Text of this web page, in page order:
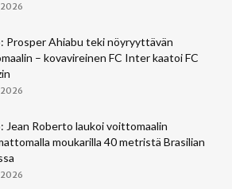
Prosper Ahiabu teki nöyryyttävän
– kovavireinen FC Inter kaatoi FC
Jean Roberto laukoi voittomaalin
moukarilla 40 metristä Brasilian